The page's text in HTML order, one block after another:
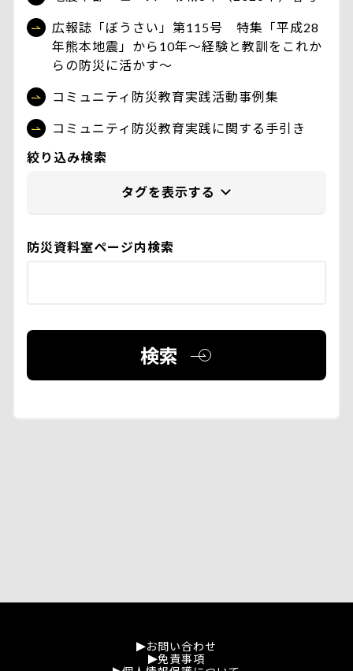
広報誌「ぼうさい」第115号 特集「平成28
年熊本地震」から10年〜経験と教訓をこれか
らの防災に活かす〜
コミュニティ防災教育実践活動事例集
コミュニティ防災教育実践に関する手引き
絞り込み検索
防災資料室ページ内検索
検索
お問い合わせ
免責事項